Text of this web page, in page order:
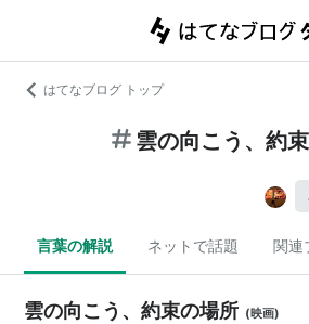
はてなブログ トップ
雲の向こう、約
言葉の解説 ネットで話題 関連
雲の向こう、約束の場所 (映画)